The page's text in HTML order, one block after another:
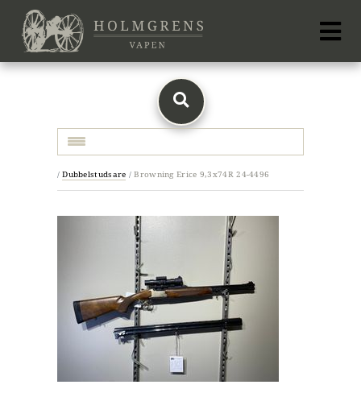
/ Dubbelstudsare / Browning Erice 9,3x74R 24-4496